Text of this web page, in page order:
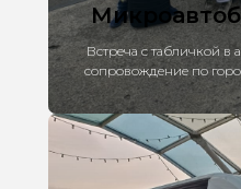
Встреча с табличкой
сопровождение по